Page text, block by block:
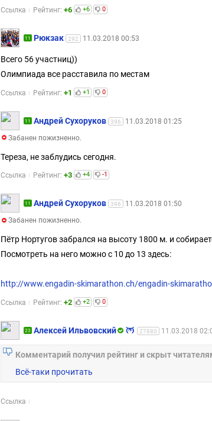
Ссылка Рейтинг: +6 +6 0
11 Рюкзак 292 11.03.2018 00:53
Всего 56 участниц))
Олимпиада все расставила по местам
Ссылка Рейтинг: +1 +1 0
11 Андрей Сухоруков 396
11.03.2018 01:25
Забанен пожизненно.
Тереза, не заблудись сегодня.
Ссылка Рейтинг: +3 +4 -1
11 Андрей Сухоруков 396
11.03.2018 01:50
Забанен пожизненно.
Пётр Нортугов забрался на высоту 1800 м. и
Посмотреть на него можно с 10 до 13 здесь:
http://www.engadin-skimarathon.ch/engadin-
Ссылка Рейтинг: +2 +2 0
23 Алексей Ильвовский 27880 11.03.2018
Комментарий получил рейтинг и скрыт
Всё-таки прочитать
Ссылка